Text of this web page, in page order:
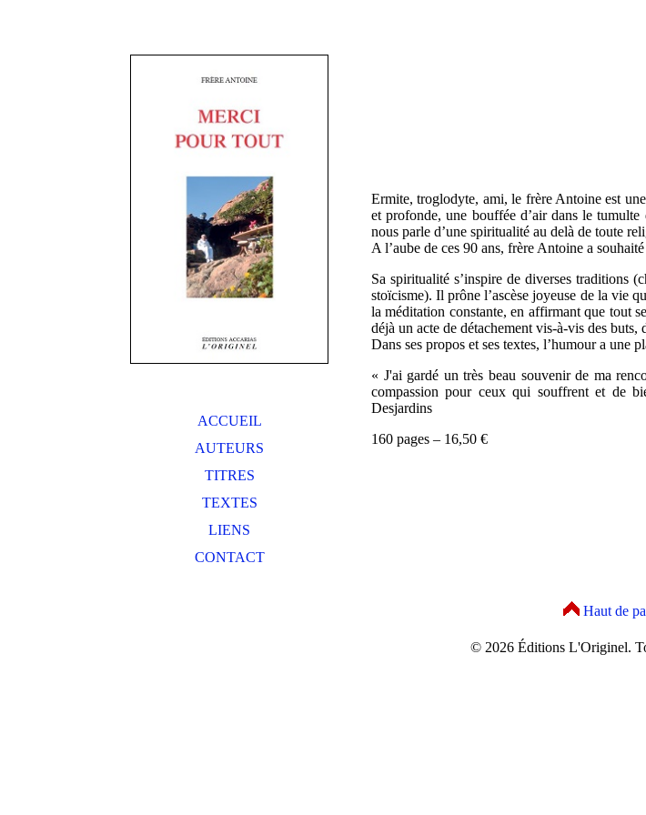
ACCUEIL
AUTEURS
TITRES
TEXTES
LIENS
CONTACT
Ermite, troglodyte, ami, le frère Antoine est
et profonde, une bouffée d’air dans le
nous parle d’une spiritualité au delà de toute
A l’aube de ces 90 ans, frère Antoine a
Sa spiritualité s’inspire de diverses traditions
stoïcisme). Il prône l’ascèse joyeuse de la vie
la méditation constante, en affirmant que tout
déjà un acte de détachement vis-à-vis des buts,
Dans ses propos et ses textes, l’humour a une
« J'ai gardé un très beau souvenir de ma
compassion pour ceux qui souffrent et de
Desjardins
160 pages – 16,50 €
Haut de
© 2026 Éditions L'Originel.